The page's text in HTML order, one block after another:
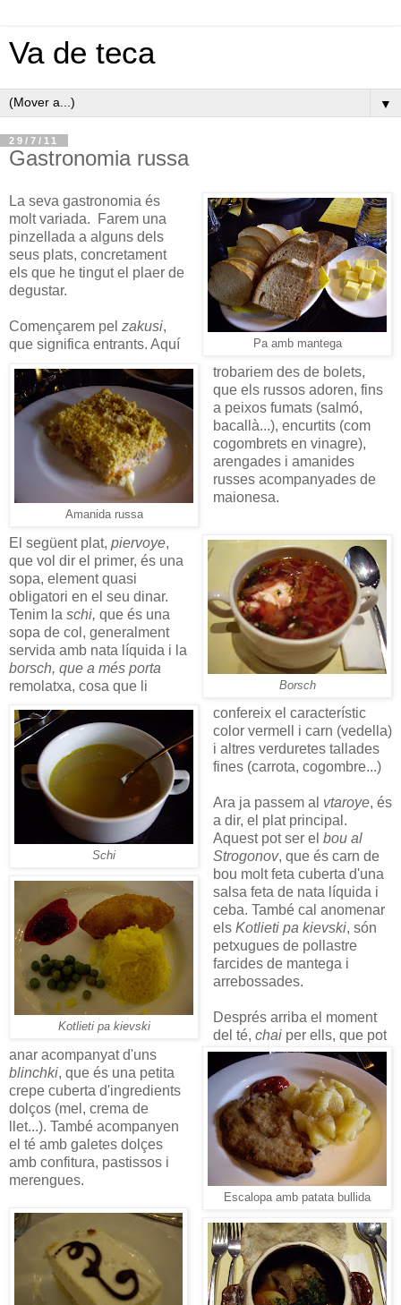
Va de teca
▼
29/7/11
Gastronomia russa
Pa amb mantega
La seva gastronomia és
molt variada. Farem una
pinzellada a alguns dels
seus plats, concretament
els que he tingut el plaer de
degustar.
Amanida russa
Començarem pel zakusi,
que significa entrants. Aquí
trobariem des de bolets,
que els russos adoren, fins
a peixos fumats (salmó,
bacallà...), encurtits (com
cogombrets en vinagre),
arengades i amanides
russes acompanyades de
maionesa.
Borsch
Schi
El següent plat, piervoye,
que vol dir el primer, és una
sopa, element quasi
obligatori en el seu dinar.
Tenim la schi, que és una
sopa de col, generalment
servida amb nata líquida i la
borsch, que a més porta
remolatxa, cosa que li
confereix el característic
color vermell i carn (vedella)
i altres verduretes tallades
fines (carrota, cogombre...)
Kotlieti pa kievski
Escalopa amb patata bullida
Ara ja passem al vtaroye, és
a dir, el plat principal.
Aquest pot ser el bou al
Strogonov, que és carn de
bou molt feta cuberta d'una
salsa feta de nata líquida i
ceba. També cal anomenar
elsKotlieti pa kievski, són
petxugues de pollastre
farcides de mantega i
arrebossades.
Després arriba el moment
del té, chaiper ells, que pot
anar acompanyat d'uns
blinchki, que és una petita
crepe cuberta d'ingredients
dolços (mel, crema de
llet...). També acompanyen
el té amb galetes dolçes
amb confitura, pastissos i
merengues.